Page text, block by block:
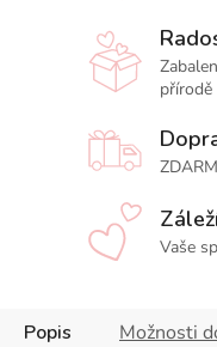
přírodě
Vaše
Popis Možnosti